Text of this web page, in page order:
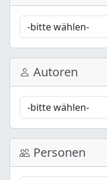
Autoren
Personen